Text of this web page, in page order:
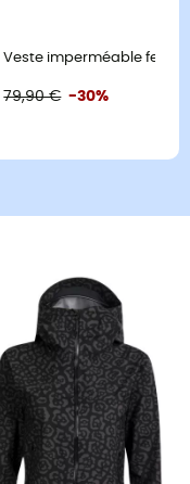
Veste imperméable femme
79,90 € -30%